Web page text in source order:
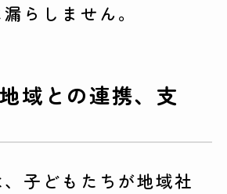
漏らしません。
域との連携、支
子どもたちが地域社